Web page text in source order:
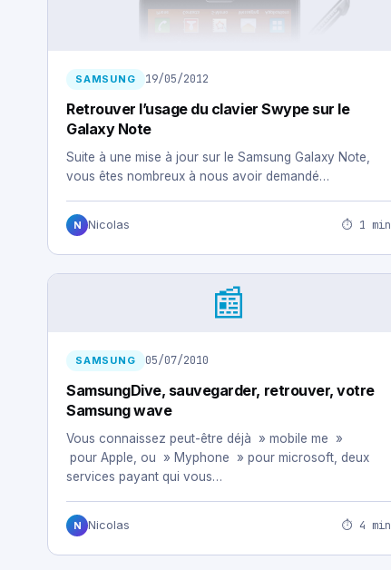
SAMSUNG 19/05/2012
Retrouver l’usage du clavier Swype sur le
Galaxy Note
Suite à une mise à jour sur le Samsung Galaxy Note,
vous êtes nombreux à nous avoir demandé…
N Nicolas ⏱ 1 min
📰
SAMSUNG 05/07/2010
SamsungDive, sauvegarder, retrouver, votre
Samsung wave
Vous connaissez peut-être déjà » mobile me »
pour Apple, ou » Myphone » pour microsoft, deux
services payant qui vous…
N Nicolas ⏱ 4 min